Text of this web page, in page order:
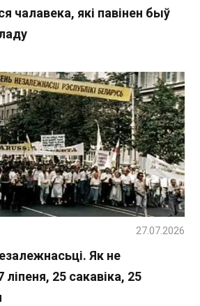
чалавека, які павінен быў
Як не
25 сакавіка, 25
27.07.2026